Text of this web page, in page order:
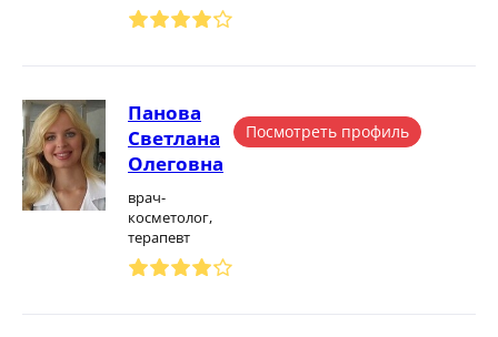
Панова
Светлана
Олеговна
врач-
косметолог,
терапевт
Посмотреть профиль